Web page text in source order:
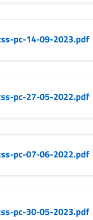
pc-14-09-2023.pdf
pc-27-05-2022.pdf
pc-07-06-2022.pdf
pc-30-05-2023.pdf